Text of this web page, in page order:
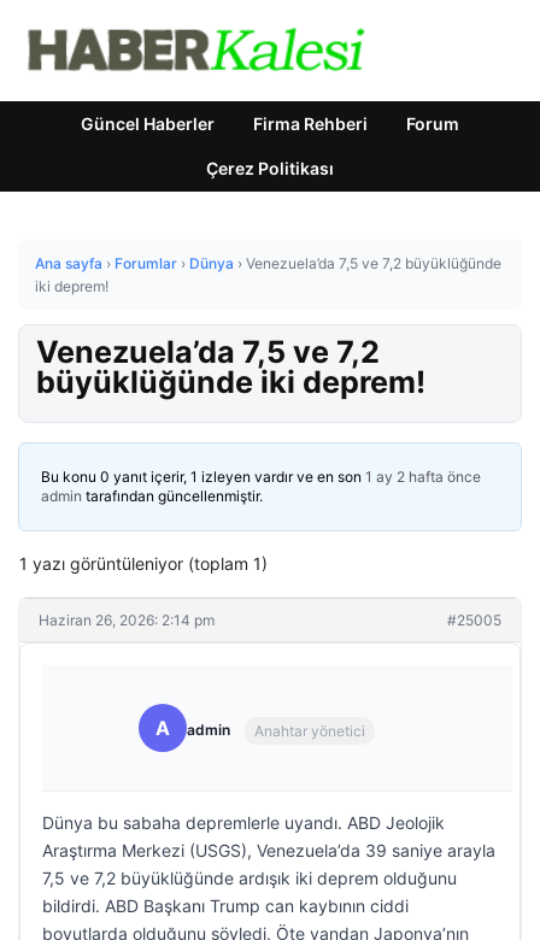
Güncel Haberler Firma Rehberi Forum
Çerez Politikası
Ana sayfa › Forumlar › Dünya › Venezuela’da 7,5 ve 7,2 büyüklüğünde
iki deprem!
Venezuela’da 7,5 ve 7,2
büyüklüğünde iki deprem!
Bu konu 0 yanıt içerir, 1 izleyen vardır ve en son 1 ay 2 hafta önce
admin tarafından güncellenmiştir.
1 yazı görüntüleniyor (toplam 1)
Haziran 26, 2026: 2:14 pm #25005
A admin Anahtar yönetici
Dünya bu sabaha depremlerle uyandı. ABD Jeolojik
Araştırma Merkezi (USGS), Venezuela’da 39 saniye arayla
7,5 ve 7,2 büyüklüğünde ardışık iki deprem olduğunu
bildirdi. ABD Başkanı Trump can kaybının ciddi
boyutlarda olduğunu söyledi. Öte yandan Japonya’nın